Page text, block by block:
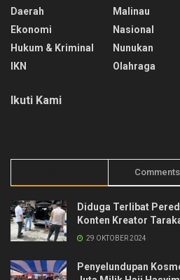
Daerah
Ekonomi
Hukum & Kriminal
IKN
Malinau
Nasional
Nunukan
Olahraga
Ikuti Kami
Comments
Diduga Terlibat
Konten Kreator
29 OKTOBER 2024
Penyelundupan